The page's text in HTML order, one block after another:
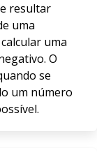
resultar
uma
uma
O
se
um número